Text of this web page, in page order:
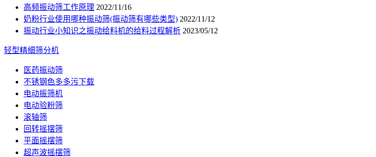
高频振动筛工作原理 2022/11/16
奶粉行业使用哪种振动筛(振动筛有哪些类型) 2022/11/12
振动行业小知识之振动给料机的给料过程解析 2023/05/12
轻型精细筛分机
医药振动筛
不锈钢色多多污下载
电动振筛机
电动验粉筛
滚轴筛
回转摇摆筛
平面摇摆筛
超声波摇摆筛